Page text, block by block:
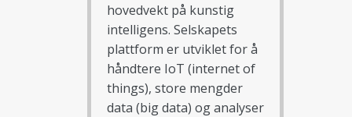
hovedvekt på kunstig
intelligens. Selskapets
plattform er utviklet for å
håndtere IoT (internet of
things), store mengder
data (big data) og analyser